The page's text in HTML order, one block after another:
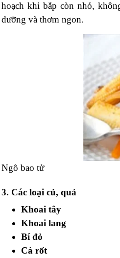
hoạch khi bắp còn nhỏ,
dưỡng và thơm ngon.
Ngô bao tử
3. Các loại củ, quả
Khoai tây
Khoai lang
Bí đỏ
Cà rốt